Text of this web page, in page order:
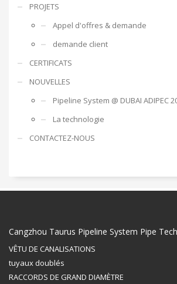
PROJETS
Appel d'offres & demande
demande client
CERTIFICATS
NOUVELLES
Pipeline System @ DUBAI ADIPEC
La technologie
CONTACTEZ-NOUS
Cangzhou Taurus Pipeline System Pipe
VÊTU DE CANALISATIONS
tuyaux doublés
RACCORDS DE GRAND DIAMÈTRE